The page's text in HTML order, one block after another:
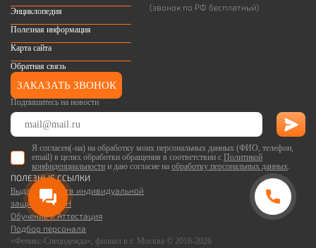
Подпишитесь на новости
Я согласен(-на) на обработку моих персональных данных (ФИО, телефон,
email) в целях обработки обращения в соответствии с Политикой
конфиденциальности и даю согласие на обработку персональных данных.
«Феникс-Спецодежда», филиал в г. Москва © 2016-2026
Энциклопедия
Полезная информация
Карта сайта
Обратная связь
(звонок по РФ бесплатный)
ЗАКАЗАТЬ ЗВОНОК
ПОЛЕЗНЫЕ ССЫЛКИ
Выдача средств индивидуальной
защиты по ЕТН
Обучение и Аттестация
Подбор персонала